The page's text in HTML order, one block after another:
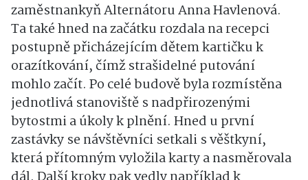
zaměstnankyň Alternátoru Anna Havlenová.
Ta také hned na začátku rozdala na recepci
postupně přicházejícím dětem kartičku k
orazítkování, čímž strašidelné putování
mohlo začít. Po celé budově byla rozmístěna
jednotlivá stanoviště s nadpřirozenými
bytostmi a úkoly k plnění. Hned u první
zastávky se návštěvníci setkali s věštkyní,
která přítomným vyložila karty a nasměrovala